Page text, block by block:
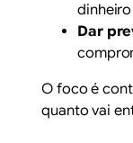
Dar
O foco é
quanto vai